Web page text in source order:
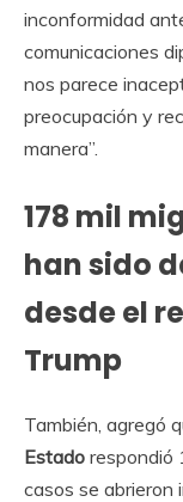
inconformidad
comunicaciones
nos parece
preocupación y
manera”.
178 mil
han sido
desde el
Trump
También, agregó
Estado respondió
casos se abrieron